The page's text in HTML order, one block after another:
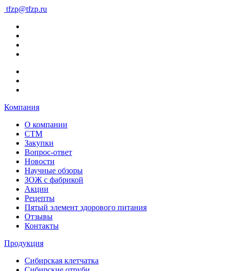
tfzp@tfzp.ru
Компания
О компании
СТМ
Закупки
Вопрос-ответ
Новости
Научные обзоры
ЗОЖ с фабрикой
Акции
Рецепты
Пятый элемент здорового питания
Отзывы
Контакты
Продукция
Сибирская клетчатка